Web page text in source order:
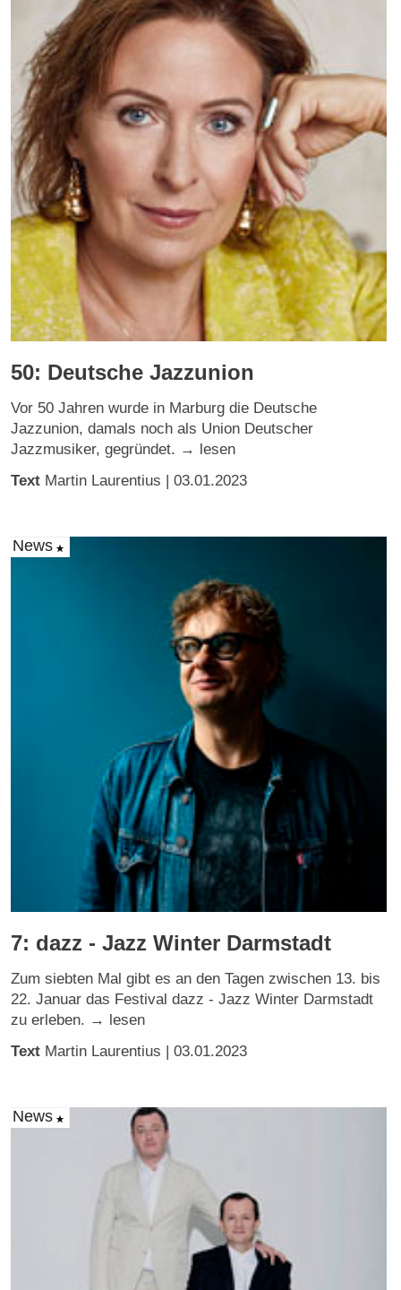
50: Deutsche Jazzunion
Vor 50 Jahren wurde in Marburg die Deutsche
Jazzunion, damals noch als Union Deutscher
Jazzmusiker, gegründet. → lesen
Text Martin Laurentius | 03.01.2023
News
7: dazz - Jazz Winter Darmstadt
Zum siebten Mal gibt es an den Tagen zwischen 13. bis
22. Januar das Festival dazz - Jazz Winter Darmstadt
zu erleben. → lesen
Text Martin Laurentius | 03.01.2023
News